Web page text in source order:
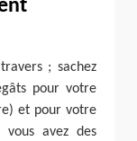
; sachez
pour votre
et pour votre
avez des